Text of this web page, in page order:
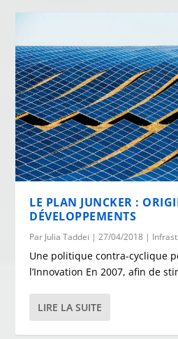
LE PLAN JUNCKER :
DÉVELOPPEMENTS
Par Julia Taddei |27/04/2018 |
Une politique contra-cyclique
l’Innovation En 2007, afin de
LIRE LA SUITE